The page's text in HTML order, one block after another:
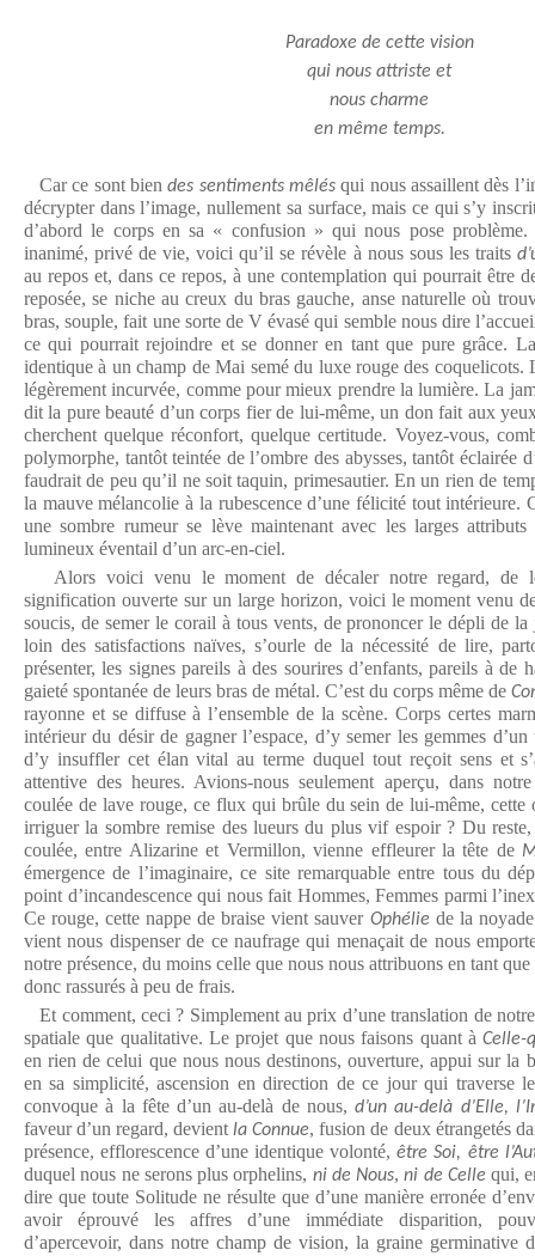
Paradoxe de cette vision
qui nous attriste et
nous charme
en même temps.
Car ce sont biendes sentiments mêlés qui nous assaillent dès
décrypter dans l’image, nullement sa surface, mais ce qui s’y
d’abord le corps en sa « confusion » qui nous pose
inanimé, privé de vie, voici qu’il se révèle à nous sous les traits
au repos et, dans ce repos, à une contemplation qui pourrait être
reposée, se niche au creux du bras gauche, anse naturelle où
bras, souple, fait une sorte de V évasé qui semble nous dire
ce qui pourrait rejoindre et se donner en tant que pure grâce.
identique à un champ de Mai semé du luxe rouge des coquelicots.
légèrement incurvée, comme pour mieux prendre la lumière. La
dit la pure beauté d’un corps fier de lui-même, un don fait aux
cherchent quelque réconfort, quelque certitude. Voyez-vous,
polymorphe, tantôt teintée de l’ombre des abysses, tantôt éclairée
faudrait de peu qu’il ne soit taquin, primesautier. En un rien de
la mauve mélancolie à la rubescence d’une félicité tout intérieure.
une sombre rumeur se lève maintenant avec les larges
lumineux éventail d’un arc-en-ciel.
Alors voici venu le moment de décaler notre regard, de
signification ouverte sur un large horizon, voici le moment venu
soucis, de semer le corail à tous vents, de prononcer le dépli de
loin des satisfactions naïves, s’ourle de la nécessité de lire,
présenter, les signes pareils à des sourires d’enfants, pareils à de
gaieté spontanée de leurs bras de métal. C’est du corps même de
rayonne et se diffuse à l’ensemble de la scène. Corps certes
intérieur du désir de gagner l’espace, d’y semer les gemmes
d’y insuffler cet élan vital au terme duquel tout reçoit sens et
attentive des heures. Avions-nous seulement aperçu, dans
coulée de lave rouge, ce flux qui brûle du sein de lui-même, cette
irriguer la sombre remise des lueurs du plus vif espoir ? Du
coulée, entre Alizarine et Vermillon, vienne effleurer la tête de
émergence de l’imaginaire, ce site remarquable entre tous du
point d’incandescence qui nous fait Hommes, Femmes parmi
Ce rouge, cette nappe de braise vient sauver Ophélie de la
vient nous dispenser de ce naufrage qui menaçait de nous
notre présence, du moins celle que nous nous attribuons en tant
donc rassurés à peu de frais.
Et comment, ceci ? Simplement au prix d’une translation de
spatiale que qualitative. Le projet que nous faisons quant àCelle-
en rien de celui que nous nous destinons, ouverture, appui sur la
en sa simplicité, ascension en direction de ce jour qui traverse
convoque à la fête d’un au-delà de nous,d’un au-delà d’Elle,
faveur d’un regard, devient la Connue, fusion de deux étrangetés
présence, efflorescence d’une identique volonté,être Soi, être
duquel nous ne serons plus orphelins, ni de Nous,ni de Celle qui,
dire que toute Solitude ne résulte que d’une manière erronée
avoir éprouvé les affres d’une immédiate disparition,
d’apercevoir, dans notre champ de vision, la graine germinative